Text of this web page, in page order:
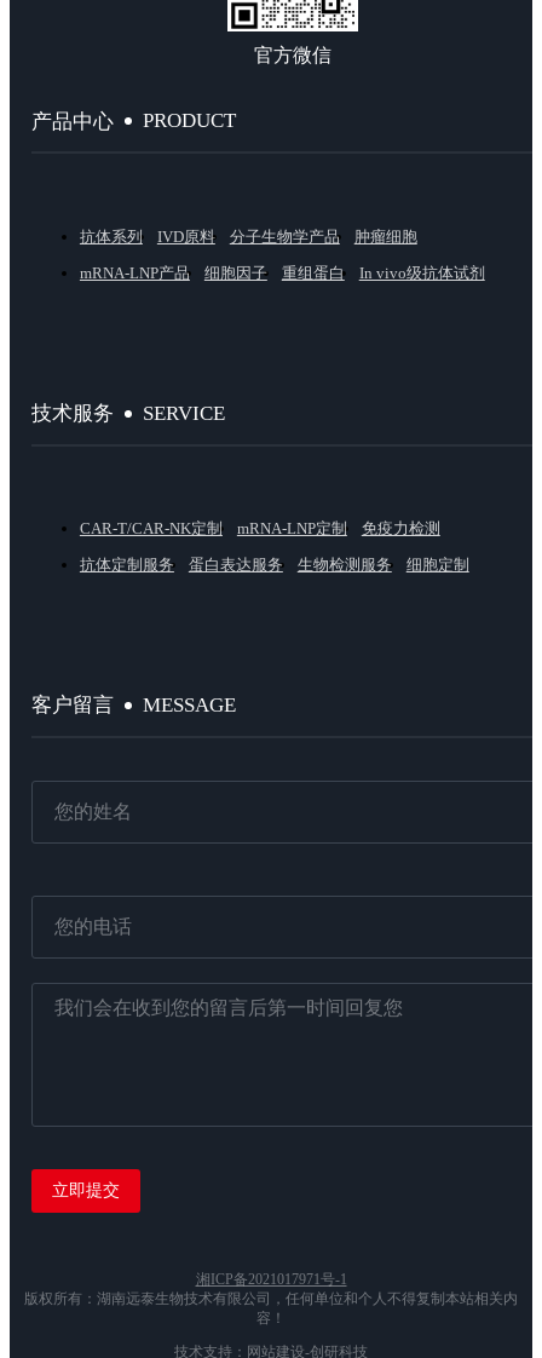
官方微信
产品中心 PRODUCT
抗体系列 IVD原料 分子生物学产品
肿瘤细胞
mRNA-LNP产品
细胞因子 重组蛋白 In vivo级抗体试剂
技术服务 SERVICE
CAR-T/CAR-NK定制 mRNA-LNP定制
免疫力检测
抗体定制服务
蛋白表达服务 生物检测服务 细胞定制
客户留言 MESSAGE
湘ICP备2021017971号-1
版权所有：湖南远泰生物技术有限公司，任何单位和个人不得复制本站相关内
容！
技术支持：网站建设-创研科技